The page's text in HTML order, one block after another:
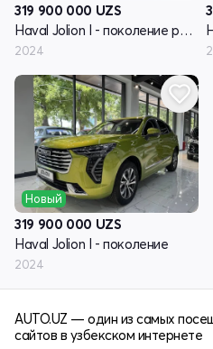
319 900 000 UZS
Haval Jolion I - поколение рестайлинг
2024
Новый
319 900 000 UZS
Haval Jolion I - поколение
2024
AUTO.UZ — один из самых
сайтов в узбекском интернете